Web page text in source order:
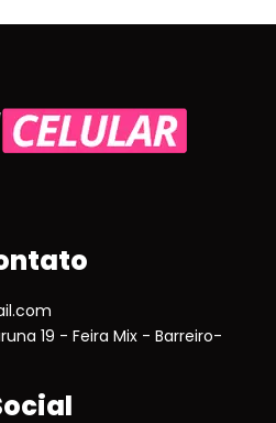
19 - Feira Mix - Barreiro-